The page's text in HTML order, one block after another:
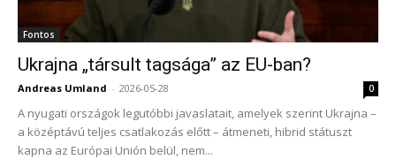
Fontos
Ukrajna „társult tagsága” az EU-ban?
Andreas Umland - 2026-05-28 0
A nyugati országok legutóbbi javaslatait, amelyek szerint Ukrajna –
a középtávú teljes csatlakozás előtt – átmeneti, hibrid státuszt
kapna az Európai Unión belül, nem...